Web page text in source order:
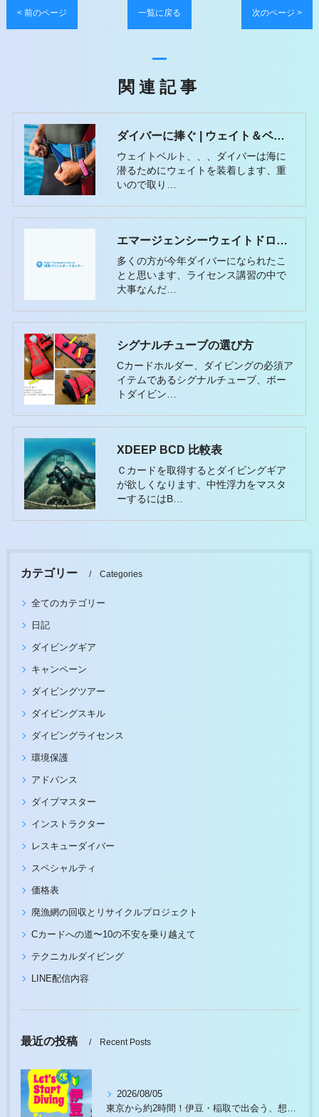
< 前のページ 一覧に戻る 次のページ >
関連記事
ダイバーに捧ぐ | ウェイト＆ベルトの重要性
ウェイトベルト、、、ダイバーは海に
潜るためにウェイトを装着します、重
いので取り…
エマージェンシーウェイトドロップ
多くの方が今年ダイバーになられたこ
とと思います、ライセンス講習の中で
大事なんだ…
シグナルチューブの選び方
Cカードホルダー、ダイビングの必須ア
イテムであるシグナルチューブ、ボー
トダイビン…
XDEEP BCD 比較表
Ｃカードを取得するとダイビングギア
が欲しくなります、中性浮力をマスタ
ーするにはB…
カテゴリー Categories
全てのカテゴリー
日記
ダイビングギア
キャンペーン
ダイビングツアー
ダイビングスキル
ダイビングライセンス
環境保護
アドバンス
ダイブマスター
インストラクター
レスキューダイバー
スペシャルティ
価格表
廃漁網の回収とリサイクルプロジェクト
Cカードへの道〜10の不安を乗り越えて
テクニカルダイビング
LINE配信内容
最近の投稿 Recent Posts
2026/08/05